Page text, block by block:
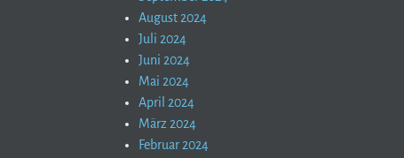
August 2024
Juli 2024
Juni 2024
Mai 2024
April 2024
März 2024
Februar 2024